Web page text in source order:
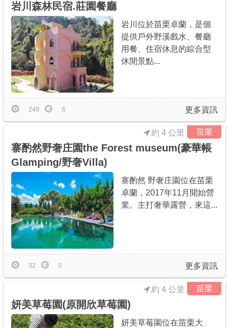
岩川森林民宿.莊園餐廳
岩川位於苗栗卓蘭，是個
提供戶外野溪戲水、餐廳
用餐、住宿休息的綜合型
休閒景點...
更多資訊
249 6
苗栗
約 4 公里
寨酌然野奢庄園the Forest museum(豪華帳
Glamping/野奢Villa)
寨酌然 野奢庄園位在苗栗
卓蘭，2017年11月開始營
業。主打奢華露營，來這...
更多資訊
32 0
苗栗
約 4 公里
妍美草莓園(原開欣草莓園)
妍美草莓園位在苗栗大